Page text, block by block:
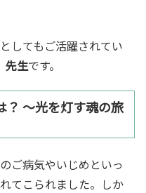
してもご活躍されてい
先生です。
？ ～光を灯す魂の旅
ご病気やいじめといっ
てこられました。しか